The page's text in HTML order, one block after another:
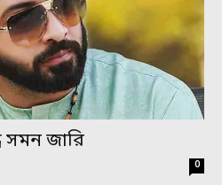
সমন জারি
0